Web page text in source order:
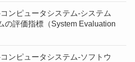
ンピュータシステム-システム
の評価指標（System Evaluation
ンピュータシステム-ソフトウ